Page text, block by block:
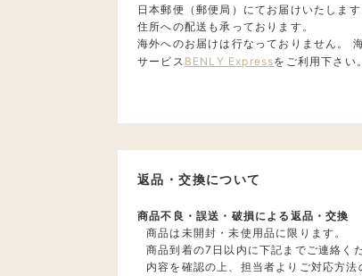
日本郵便（郵便局）にてお届けいたしま
住所への配送も承っております。
海外へのお届けは行なっておりません。
サービス BENLY Expressをご利用下さい。
返品・交換について
商品不良・誤送・破損による返品・交換
商品は未開封・未使用品に限ります。
商品到着の7日以内に下記までご連絡く
内容を確認の上、担当者よりご対応方法